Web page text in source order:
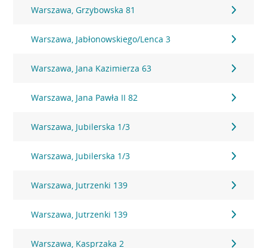
Warszawa, Grzybowska 81
Warszawa, Jabłonowskiego/Lenca 3
Warszawa, Jana Kazimierza 63
Warszawa, Jana Pawła II 82
Warszawa, Jubilerska 1/3
Warszawa, Jubilerska 1/3
Warszawa, Jutrzenki 139
Warszawa, Jutrzenki 139
Warszawa, Kasprzaka 2